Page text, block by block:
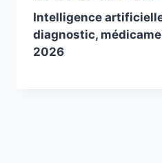
Intelligence
diagnostic,
2026